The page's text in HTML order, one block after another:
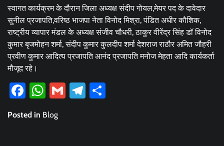
स्वागत कार्यक्रम के दौरान जिला अध्यक्ष संदीप गोयल,मेयर पद के दावेदार
सुनील प्रजापति,वरिष्ठ भाजपा नेता विनोद मिश्रा, पंडित अधीर कौशिक,
राष्ट्रीय व्यापार मंडल के अध्यक्ष संजीव चौधरी, ठाकुर वीरेंद्र सिंह डॉ विनोद
कुमार बृजमोहन शर्मा, संदीप कुमार कुलदीप शर्मा देशराज राठौर अमित जौहरी
प्रवीण कुमार आदित्य प्रजापति आनंद प्रजापति मनोज मेहता आदि कार्यकर्ता
मौजूद रहे।
Facebook
WhatsApp
GmailTelegram
Posted in Blog